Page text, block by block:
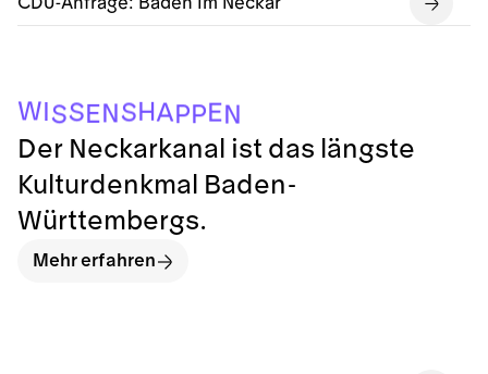
CDU-Anfrage: Baden im Neckar
WISSENSHAPPEN
Der Neckarkanal ist das längste
Kulturdenkmal Baden-
Württembergs.
Mehr erfahren